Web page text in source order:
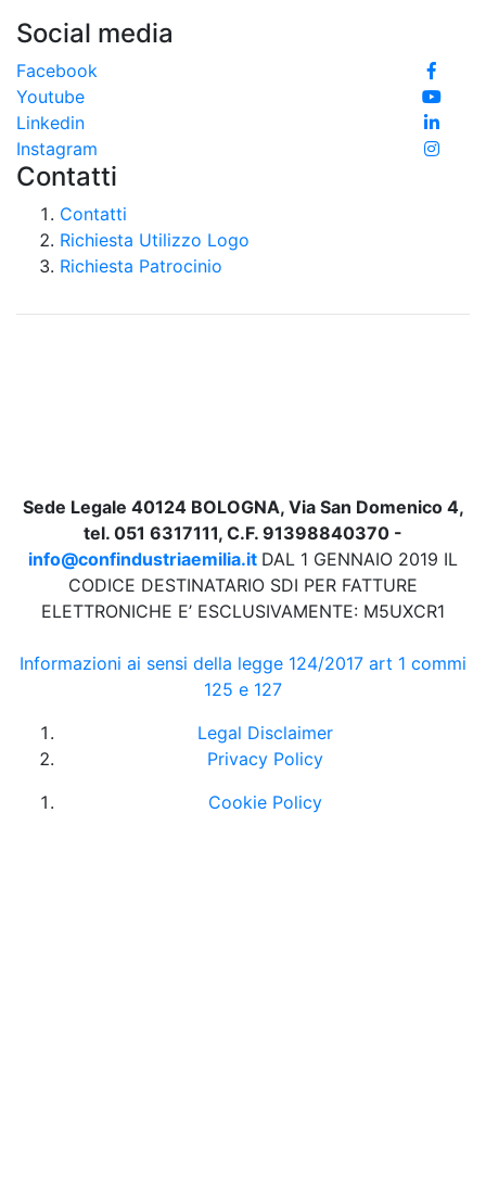
Social media
Facebook
Youtube
Linkedin
Instagram
Contatti
Contatti
Richiesta Utilizzo Logo
Richiesta Patrocinio
Sede Legale 40124 BOLOGNA, Via San Domenico 4,
tel. 051 6317111, C.F. 91398840370 -
info@confindustriaemilia.it DAL 1 GENNAIO 2019 IL
CODICE DESTINATARIO SDI PER FATTURE
ELETTRONICHE E’ ESCLUSIVAMENTE: M5UXCR1
Informazioni ai sensi della legge 124/2017 art 1 commi
125 e 127
Legal Disclaimer
Privacy Policy
Cookie Policy